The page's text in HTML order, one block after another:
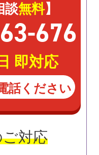
談無料】
-676
即対応
話ください
対応